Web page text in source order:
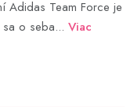
Adidas Team Force je
sa o seba... Viac